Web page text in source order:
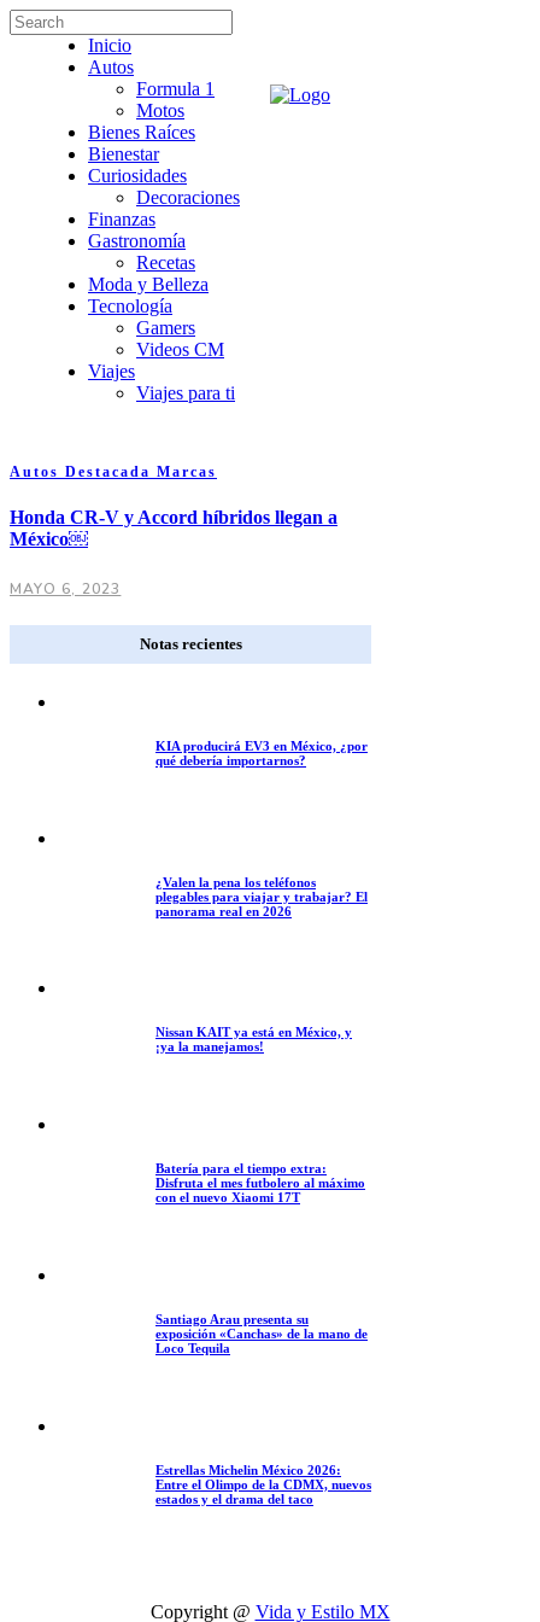
Inicio
Autos
Formula 1
Motos
Bienes Raíces
Bienestar
Curiosidades
Decoraciones
Finanzas
Gastronomía
Recetas
Moda y Belleza
Tecnología
Gamers
Videos CM
Viajes
Viajes para ti
Autos Destacada Marcas
Honda CR-V y Accord híbridos llegan a
México￼
MAYO 6, 2023
Notas recientes
KIA producirá EV3 en México, ¿por
qué debería importarnos?
¿Valen la pena los teléfonos
plegables para viajar y trabajar? El
panorama real en 2026
Nissan KAIT ya está en México, y
¡ya la manejamos!
Batería para el tiempo extra:
Disfruta el mes futbolero al máximo
con el nuevo Xiaomi 17T
Santiago Arau presenta su
exposición «Canchas» de la mano de
Loco Tequila
Estrellas Michelin México 2026:
Entre el Olimpo de la CDMX, nuevos
estados y el drama del taco
Copyright @ Vida y Estilo MX